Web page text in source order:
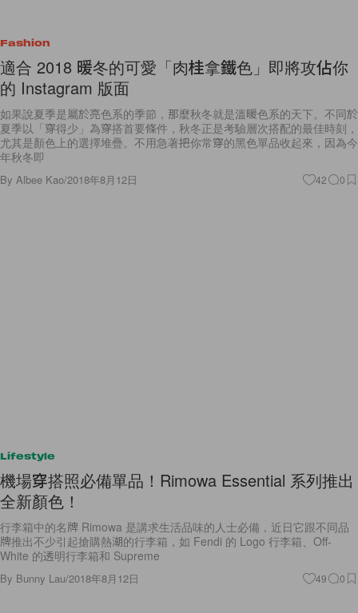
Fashion
適合 2018 暖冬的可愛「肉桂拿鐵色」即將攻佔你
的 Instagram 版面
如果說夏季是屬於亮色系的季節，那麼秋冬就是溫暖色系的天下。不同於
夏季以「穿得少」為穿搭首要條件，秋冬正是考驗層次搭配的最佳時刻，
尤其是顏色上的選擇堆疊。不用急著把你常穿的黑色單品收起來，因為今
年秋冬即
By Albee Kao/2018年8月12日 42 0
Lifestyle
機場穿搭照必備單品！Rimowa Essential 系列推出
全新顏色！
行李箱中的名牌 Rimowa 是講求生活品味的人士必備，近日它跟不同品
牌推出不少引起搶購熱潮的行李箱，如 Fendi 的 Logo 行李箱、Off-
White 的透明行李箱和 Supreme
By Bunny Lau/2018年8月12日 49 0